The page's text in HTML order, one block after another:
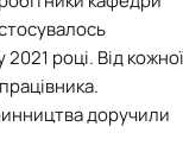
праці в харчових
2021 році. Від кожної
доручили